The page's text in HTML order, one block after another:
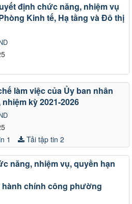
định chức năng, nhiệm vụ
Kinh tế, Hạ tầng và Đô thị
làm việc của Ủy ban nhân
kỳ 2021-2026
1 Tải tập tin 2
năng, nhiệm vụ, quyền hạn
hành chính công phường